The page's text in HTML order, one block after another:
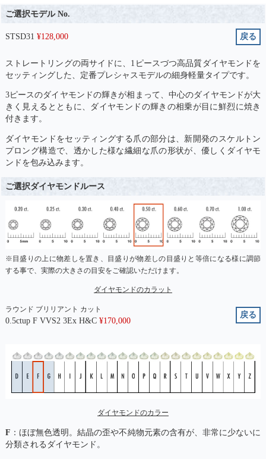
ご選択モデル No.
STSD31 ¥128,000 戻る
ストレートリングの両サイドに、1ピースづつ高品質ダイヤモンドを
セッティングした、定番プレシャスモデルの細身軽量タイプです。
3ピースのダイヤモンドの輝きが相まって、中心のダイヤモンドが大
きく見えるとともに、ダイヤモンドの輝きの相乗が目に鮮烈に焼き
付きます。
ダイヤモンドをセッティングする爪の部分は、新開発のスケルトン
プロング構造で、透かした様な繊細な爪の形状が、優しくダイヤモ
ンドを包み込みます。
ご選択ダイヤモンドルース
※目盛りの上に物差しを置き、目盛りが物差しの目盛りと等倍になる様に調節
する事で、実際の大きさの目安をご確認いただけます。
ダイヤモンドのカラット
ラウンド ブリリアント カット
0.5ctup F VVS2 3Ex H&C ¥170,000
戻る
ダイヤモンドのカラー
F ：ほぼ無色透明。結晶の歪や不純物元素の含有が、非常に少ないに
分類されるダイヤモンド。